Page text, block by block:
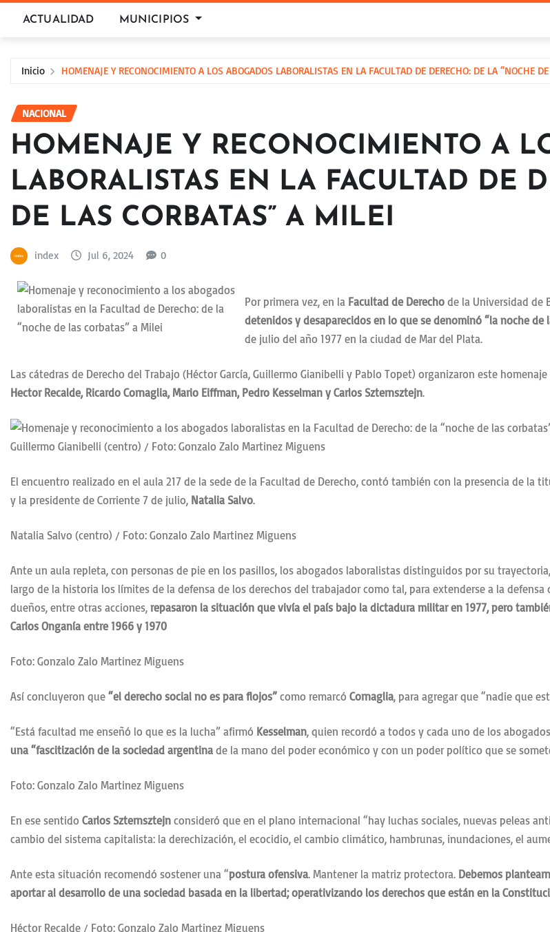
ACTUALIDAD MUNICIPIOS
Inicio HOMENAJE Y RECONOCIMIENTO A LOS ABOGADOS LABORALISTAS EN LA FACULTAD DE DERECHO: DE LA “NOCHE
NACIONAL
HOMENAJE Y RECONOCIMIENTO A
LABORALISTAS EN LA FACULTAD DE
DE LAS CORBATAS” A MILEI
index Jul 6, 2024 0
Por primera vez, en la Facultad de Derecho de la Universidad de
detenidos y desaparecidos en lo que se denominó “la noche de
de julio del año 1977 en la ciudad de Mar del Plata.
Las cátedras de Derecho del Trabajo (Héctor García, Guillermo Gianibelli y Pablo Topet) organizaron este
Hector Recalde, Ricardo Cornaglia, Mario Eiffman, Pedro Kesselman y Carlos Szternsztejn.
Guillermo Gianibelli (centro) / Foto: Gonzalo Zalo Martinez Miguens
El encuentro realizado en el aula 217 de la sede de la Facultad de Derecho, contó también con la presencia de la
y la presidente de Corriente 7 de julio, Natalia Salvo.
Natalia Salvo (centro) / Foto: Gonzalo Zalo Martinez Miguens
Ante un aula repleta, con personas de pie en los pasillos, los abogados laboralistas distinguidos por su
largo de la historia los límites de la defensa de los derechos del trabajador como tal, para extenderse a la
dueños, entre otras acciones, repasaron la situación que vivía el país bajo la dictadura militar en 1977, pero
Carlos Onganía entre 1966 y 1970
Foto: Gonzalo Zalo Martinez Miguens
Así concluyeron que “el derecho social no es para flojos” como remarcó Cornaglia, para agregar que “nadie que
“Está facultad me enseñó lo que es la lucha” afirmó Kesselman, quien recordó a todos y cada uno de los
una “fascitización de la sociedad argentina de la mano del poder económico y con un poder político que se
Foto: Gonzalo Zalo Martinez Miguens
En ese sentido Carlos Szternsztejn consideró que en el plano internacional “hay luchas sociales, nuevas peleas
cambio del sistema capitalista: la derechización, el ecocidio, el cambio climático, hambrunas, inundaciones, el
Ante esta situación recomendó sostener una “postura ofensiva. Mantener la matriz protectora. Debemos
aportar al desarrollo de una sociedad basada en la libertad; operativizando los derechos que están en la
Héctor Recalde / Foto: Gonzalo Zalo Martinez Miguens